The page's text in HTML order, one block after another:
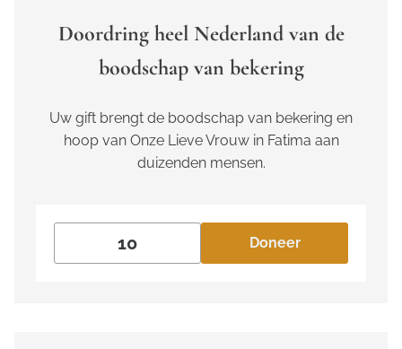
Doordring heel Nederland van de
boodschap van bekering
Uw gift brengt de boodschap van bekering en
hoop van Onze Lieve Vrouw in Fatima aan
duizenden mensen.
Doneer